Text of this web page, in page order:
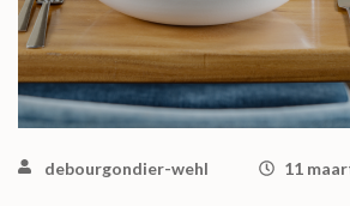
debourgondier-wehl 11